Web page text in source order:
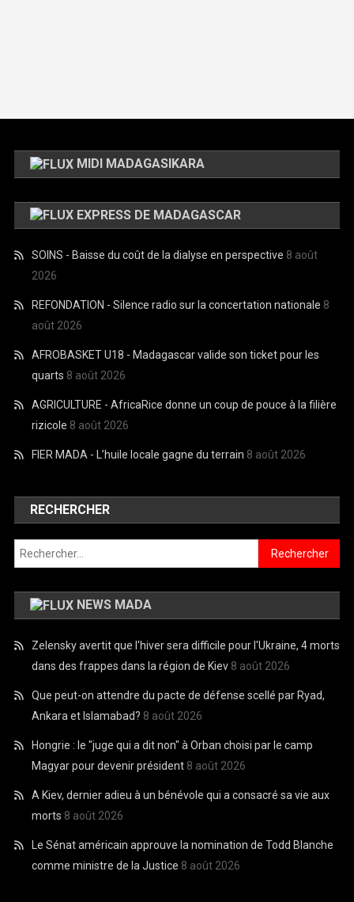
MIDI MADAGASIKARA
EXPRESS DE MADAGASCAR
SOINS - Baisse du coût de la dialyse en perspective 8 août
2026
REFONDATION - Silence radio sur la concertation nationale 8
août 2026
AFROBASKET U18 - Madagascar valide son ticket pour les
quarts 8 août 2026
AGRICULTURE - AfricaRice donne un coup de pouce à la filière
rizicole 8 août 2026
FIER MADA - L’huile locale gagne du terrain 8 août 2026
RECHERCHER
Rechercher :
NEWS MADA
Zelensky avertit que l'hiver sera difficile pour l'Ukraine, 4 morts
dans des frappes dans la région de Kiev 8 août 2026
Que peut-on attendre du pacte de défense scellé par Ryad,
Ankara et Islamabad? 8 août 2026
Hongrie : le "juge qui a dit non" à Orban choisi par le camp
Magyar pour devenir président 8 août 2026
A Kiev, dernier adieu à un bénévole qui a consacré sa vie aux
morts 8 août 2026
Le Sénat américain approuve la nomination de Todd Blanche
comme ministre de la Justice 8 août 2026